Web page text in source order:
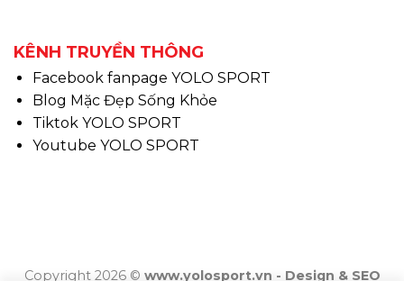
KÊNH TRUYỀN THÔNG
Facebook fanpage YOLO SPORT
Blog Mặc Đẹp Sống Khỏe
Tiktok YOLO SPORT
Youtube YOLO SPORT
Copyright 2026 © www.yolosport.vn - Design & SEO